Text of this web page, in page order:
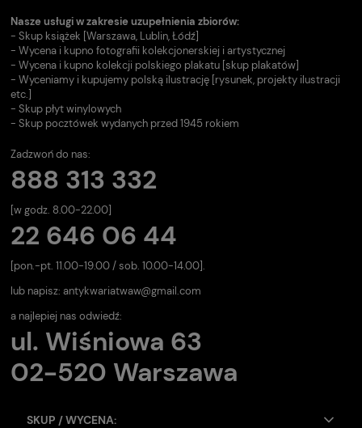
Nasze usługi w zakresie uzupełnienia zbiorów:
- Skup książek [Warszawa, Lublin, Łódź]
- Wycena i kupno fotografii kolekcjonerskiej i artystycznej
- Wycena i kupno kolekcji polskiego plakatu [skup plakatów]
- Wyceniamy i kupujemy polską ilustrację [rysunek, projekty ilustracji
etc.]
- Skup płyt winylowych
- Skup pocztówek wydanych przed 1945 rokiem
Zadzwoń do nas:
888 313 332
[w godz. 8.00-22.00]
22 646 06 44
[pon.-pt. 11.00-19.00 / sob. 10.00-14.00].
lub napisz: antykwariatwaw@gmail.com
a najlepiej nas odwiedź:
ul. Wiśniowa 63
02-520 Warszawa
SKUP / WYCENA: